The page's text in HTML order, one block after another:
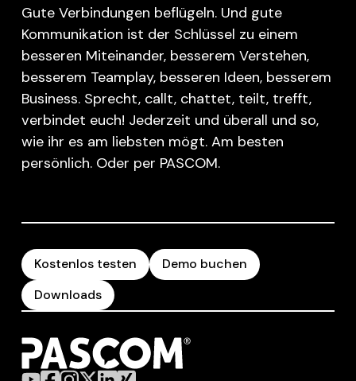
Gute Verbindungen beflügeln. Und gute
Kommunikation ist der Schlüssel zu einem
besseren Miteinander, besserem Verstehen,
besserem Teamplay, besseren Ideen, besserem
Business. Sprecht, callt, chattet, teilt, trefft,
verbindet euch! Jederzeit und überall und so,
wie ihr es am liebsten mögt. Am besten
persönlich. Oder per PASCOM.
Kostenlos testen
Demo buchen
Downloads